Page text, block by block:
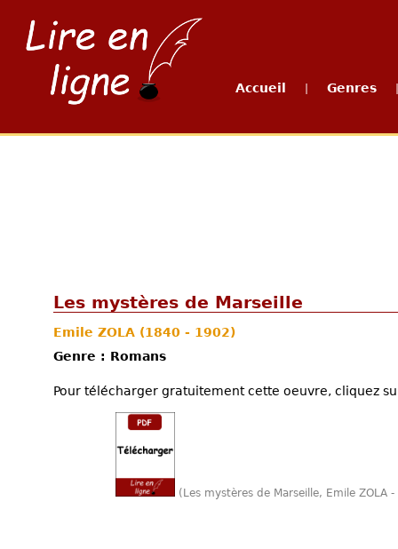
Accueil Genres
Les mystères de Marseille
Emile ZOLA (1840 - 1902)
Genre : Romans
Pour télécharger gratuitement cette oeuvre, cliquez
(Les mystères de Marseille, Emile